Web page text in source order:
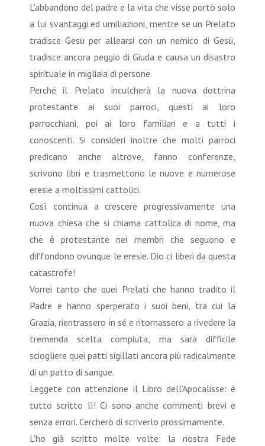
L’abbandono del padre e la vita che visse portò solo
a lui svantaggi ed umiliazioni, mentre se un Prelato
tradisce Gesù per allearsi con un nemico di Gesù,
tradisce ancora peggio di Giuda e causa un disastro
spirituale in migliaia di persone.
Perché il Prelato inculcherà la nuova dottrina
protestante ai suoi parroci, questi ai loro
parrocchiani, poi ai loro familiari e a tutti i
conoscenti. Si consideri inoltre che molti parroci
predicano anche altrove, fanno conferenze,
scrivono libri e trasmettono le nuove e numerose
eresie a moltissimi cattolici.
Così continua a crescere progressivamente una
nuova chiesa che si chiama cattolica di nome, ma
che è protestante nei membri che seguono e
diffondono ovunque le eresie. Dio ci liberi da questa
catastrofe!
Vorrei tanto che quei Prelati che hanno tradito il
Padre e hanno sperperato i suoi beni, tra cui la
Grazia, rientrassero in sé e ritornassero a rivedere la
tremenda scelta compiuta, ma sarà difficile
sciogliere quei patti sigillati ancora più radicalmente
di un patto di sangue.
Leggete con attenzione il Libro dell’Apocalisse: è
tutto scritto lì! Ci sono anche commenti brevi e
senza errori. Cercherò di scriverlo prossimamente.
L’ho già scritto molte volte: la nostra Fede